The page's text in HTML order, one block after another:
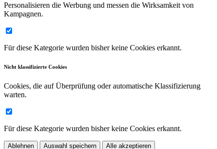
Personalisieren die Werbung und messen die Wirksamkeit von
Kampagnen.
Für diese Kategorie wurden bisher keine Cookies erkannt.
Nicht klassifizierte Cookies
Cookies, die auf Überprüfung oder automatische Klassifizierung
warten.
Für diese Kategorie wurden bisher keine Cookies erkannt.
Ablehnen Auswahl speichern Alle akzeptieren